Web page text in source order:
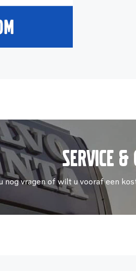
Service &
nog vragen of wilt u vooraf een